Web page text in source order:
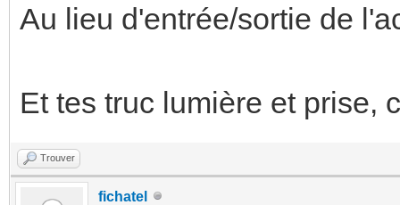
Au lieu d'entrée/sortie de
Et tes truc lumière et prise,
Trouver
fichatel